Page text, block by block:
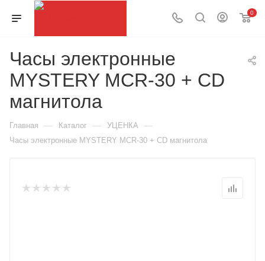
0
Часы электронные
MYSTERY MCR-30 + CD
магнитола
Главная — Каталог — УЦЕНКА —
Часы электронные MYSTERY MCR-30 + CD магнитола